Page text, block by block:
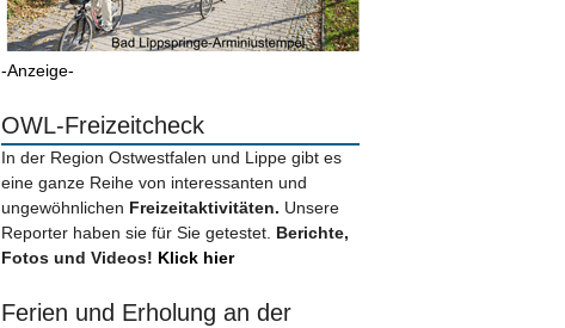
-Anzeige-
OWL-Freizeitcheck
In der Region Ostwestfalen und Lippe gibt es
eine ganze Reihe von interessanten und
ungewöhnlichen Freizeitaktivitäten. Unsere
Reporter haben sie für Sie getestet. Berichte,
Fotos und Videos! Klick hier
Ferien und Erholung an der